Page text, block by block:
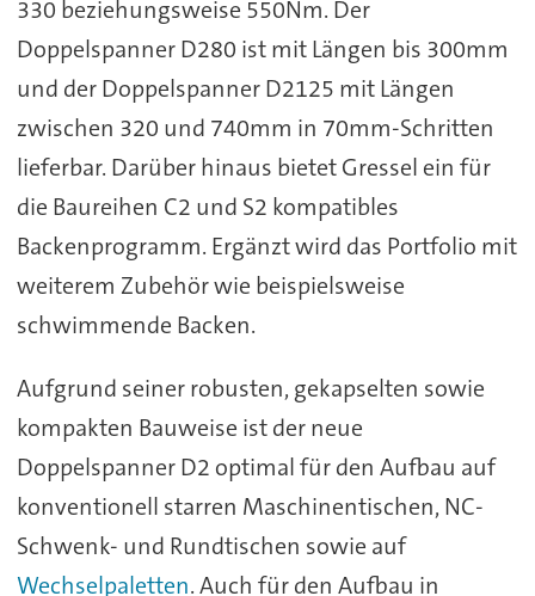
330 beziehungsweise 550Nm. Der
Doppelspanner D280 ist mit Längen bis 300mm
und der Doppelspanner D2125 mit Längen
zwischen 320 und 740mm in 70mm-Schritten
lieferbar. Darüber hinaus bietet Gressel ein für
die Baureihen C2 und S2 kompatibles
Backenprogramm. Ergänzt wird das Portfolio mit
weiterem Zubehör wie beispielsweise
schwimmende Backen.
Aufgrund seiner robusten, gekapselten sowie
kompakten Bauweise ist der neue
Doppelspanner D2 optimal für den Aufbau auf
konventionell starren Maschinentischen, NC-
Schwenk- und Rundtischen sowie auf
Wechselpaletten. Auch für den Aufbau in